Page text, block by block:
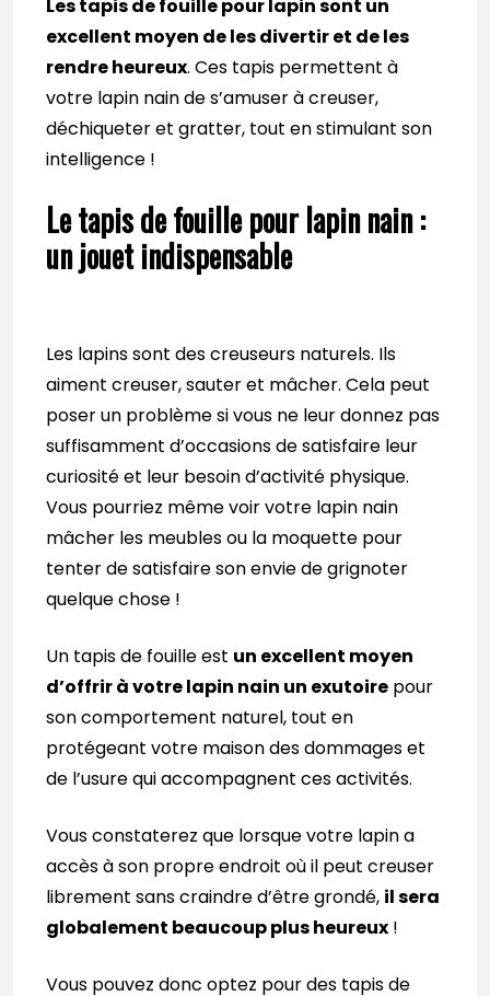
Les tapis de fouille pour lapin sont un
excellent moyen de les divertir et de les
rendre heureux. Ces tapis permettent à
votre lapin nain de s’amuser à creuser,
déchiqueter et gratter, tout en stimulant son
intelligence !
Le tapis de fouille pour lapin nain :
un jouet indispensable
Les lapins sont des creuseurs naturels. Ils
aiment creuser, sauter et mâcher. Cela peut
poser un problème si vous ne leur donnez pas
suffisamment d’occasions de satisfaire leur
curiosité et leur besoin d’activité physique.
Vous pourriez même voir votre lapin nain
mâcher les meubles ou la moquette pour
tenter de satisfaire son envie de grignoter
quelque chose !
Un tapis de fouille est un excellent moyen
d’offrir à votre lapin nain un exutoire pour
son comportement naturel, tout en
protégeant votre maison des dommages et
de l’usure qui accompagnent ces activités.
Vous constaterez que lorsque votre lapin a
accès à son propre endroit où il peut creuser
librement sans craindre d’être grondé, il sera
globalement beaucoup plus heureux !
Vous pouvez donc optez pour des tapis de